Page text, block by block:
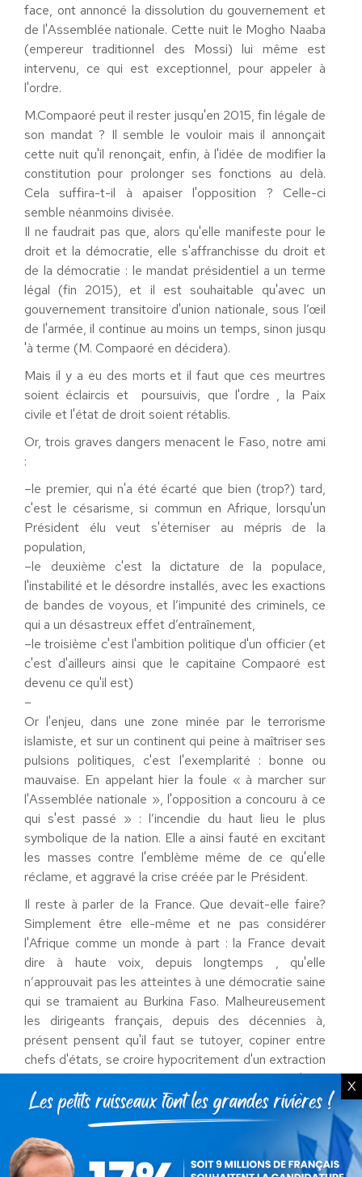
face, ont annoncé la dissolution du gouvernement et
de l'Assemblée nationale. Cette nuit le Mogho Naaba
(empereur traditionnel des Mossi) lui même est
intervenu, ce qui est exceptionnel, pour appeler à
l'ordre.
M.Compaoré peut il rester jusqu'en 2015, fin légale de
son mandat ? Il semble le vouloir mais il annonçait
cette nuit qu'il renonçait, enfin, à l'idée de modifier la
constitution pour prolonger ses fonctions au delà.
Cela suffira-t-il à apaiser l'opposition ? Celle-ci
semble néanmoins divisée.
Il ne faudrait pas que, alors qu'elle manifeste pour le
droit et la démocratie, elle s'affranchisse du droit et
de la démocratie : le mandat présidentiel a un terme
légal (fin 2015), et il est souhaitable qu'avec un
gouvernement transitoire d'union nationale, sous l’œil
de l'armée, il continue au moins un temps, sinon jusqu
'à terme (M. Compaoré en décidera).
Mais il y a eu des morts et il faut que ces meurtres
soient éclaircis et poursuivis, que l'ordre , la Paix
civile et l'état de droit soient rétablis.
Or, trois graves dangers menacent le Faso, notre ami
:
–le premier, qui n'a été écarté que bien (trop?) tard,
c'est le césarisme, si commun en Afrique, lorsqu'un
Président élu veut s'éterniser au mépris de la
population,
–le deuxième c'est la dictature de la populace,
l'instabilité et le désordre installés, avec les exactions
de bandes de voyous, et l’impunité des criminels, ce
qui a un désastreux effet d’entraînement,
–le troisième c'est l'ambition politique d'un officier (et
c'est d'ailleurs ainsi que le capitaine Compaoré est
devenu ce qu'il est)
–
Or l'enjeu, dans une zone minée par le terrorisme
islamiste, et sur un continent qui peine à maîtriser ses
pulsions politiques, c'est l'exemplarité : bonne ou
mauvaise. En appelant hier la foule « à marcher sur
l'Assemblée nationale », l'opposition a concouru à ce
qui s'est passé » : l’incendie du haut lieu le plus
symbolique de la nation. Elle a ainsi fauté en excitant
les masses contre l'emblème même de ce qu'elle
réclame, et aggravé la crise créée par le Président.
Il reste à parler de la France. Que devait-elle faire?
Simplement être elle-même et ne pas considérer
l'Afrique comme un monde à part : la France devait
dire à haute voix, depuis longtemps , qu'elle
n’approuvait pas les atteintes à une démocratie saine
qui se tramaient au Burkina Faso. Malheureusement
les dirigeants français, depuis des décennies à,
présent pensent qu'il faut se tutoyer, copiner entre
chefs d'états, se croire hypocritement d'un extraction
différente du commun des mortels. Les chefs d'état
oublient qu'il sont Chefs d'un État, et se livrent avec
délectation à la vanité de se croire d'une essence
supérieure, olympienne.
Henri Temple
X